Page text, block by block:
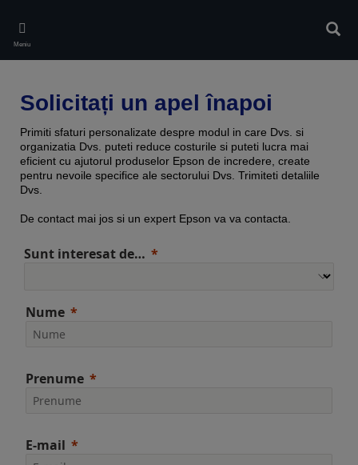
main
content
Meniu
Solicitați un apel înapoi
Primiti sfaturi personalizate despre modul in care Dvs. si
organizatia Dvs. puteti reduce costurile si puteti lucra mai
eficient cu ajutorul produselor Epson de incredere, create
pentru nevoile specifice ale sectorului Dvs. Trimiteti detaliile
Dvs.
De contact mai jos si un expert Epson va va contacta.
Sunt interesat de…
Nume
Prenume
E-mail